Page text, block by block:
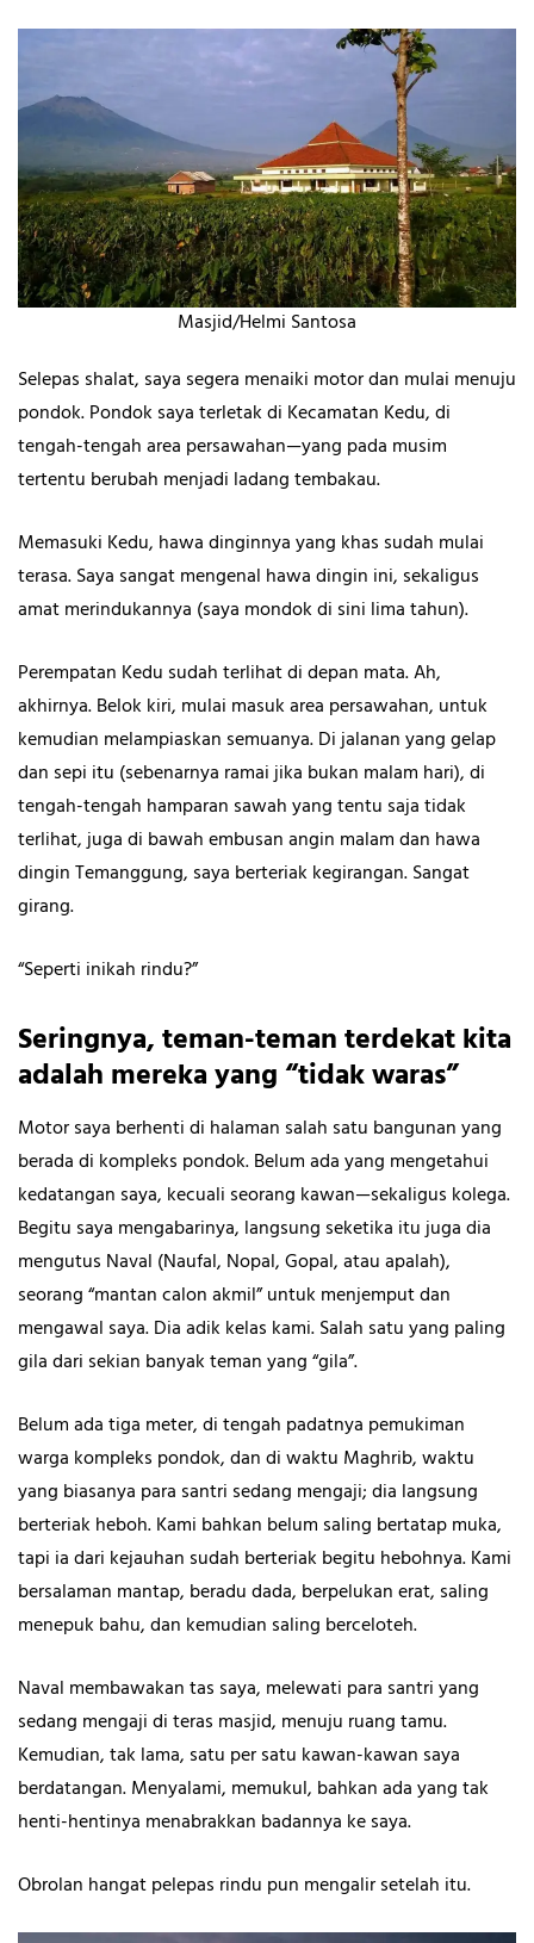
Masjid/Helmi Santosa
Selepas shalat, saya segera menaiki motor dan mulai menuju
pondok. Pondok saya terletak di Kecamatan Kedu, di
tengah-tengah area persawahan—yang pada musim
tertentu berubah menjadi ladang tembakau.
Memasuki Kedu, hawa dinginnya yang khas sudah mulai
terasa. Saya sangat mengenal hawa dingin ini, sekaligus
amat merindukannya (saya mondok di sini lima tahun).
Perempatan Kedu sudah terlihat di depan mata. Ah,
akhirnya. Belok kiri, mulai masuk area persawahan, untuk
kemudian melampiaskan semuanya. Di jalanan yang gelap
dan sepi itu (sebenarnya ramai jika bukan malam hari), di
tengah-tengah hamparan sawah yang tentu saja tidak
terlihat, juga di bawah embusan angin malam dan hawa
dingin Temanggung, saya berteriak kegirangan. Sangat
girang.
“Seperti inikah rindu?”
Seringnya, teman-teman terdekat kita
adalah mereka yang “tidak waras”
Motor saya berhenti di halaman salah satu bangunan yang
berada di kompleks pondok. Belum ada yang mengetahui
kedatangan saya, kecuali seorang kawan—sekaligus kolega.
Begitu saya mengabarinya, langsung seketika itu juga dia
mengutus Naval (Naufal, Nopal, Gopal, atau apalah),
seorang “mantan calon akmil” untuk menjemput dan
mengawal saya. Dia adik kelas kami. Salah satu yang paling
gila dari sekian banyak teman yang “gila”.
Belum ada tiga meter, di tengah padatnya pemukiman
warga kompleks pondok, dan di waktu Maghrib, waktu
yang biasanya para santri sedang mengaji; dia langsung
berteriak heboh. Kami bahkan belum saling bertatap muka,
tapi ia dari kejauhan sudah berteriak begitu hebohnya. Kami
bersalaman mantap, beradu dada, berpelukan erat, saling
menepuk bahu, dan kemudian saling berceloteh.
Naval membawakan tas saya, melewati para santri yang
sedang mengaji di teras masjid, menuju ruang tamu.
Kemudian, tak lama, satu per satu kawan-kawan saya
berdatangan. Menyalami, memukul, bahkan ada yang tak
henti-hentinya menabrakkan badannya ke saya.
Obrolan hangat pelepas rindu pun mengalir setelah itu.